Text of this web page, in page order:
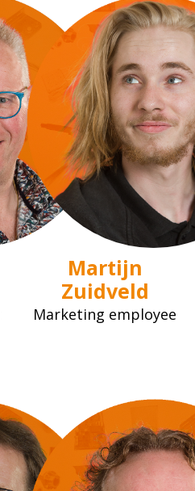
Martijn
Zuidveld
Marketing employee